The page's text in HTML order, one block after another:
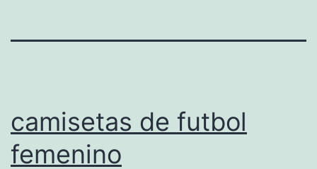
camisetas de futbol
femenino